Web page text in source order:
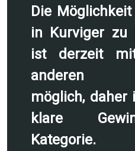
Die
in Kurviger zu
ist derzeit
anderen
möglich,
klare
Kategorie.